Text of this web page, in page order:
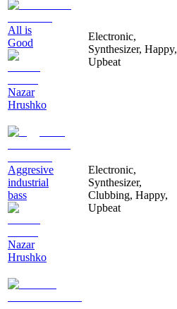
All is
Good
Nazar
Hrushko
Electronic,
Synthesizer, Happy,
Upbeat
Aggresive
industrial
bass
Nazar
Hrushko
Electronic,
Synthesizer,
Clubbing, Happy,
Upbeat